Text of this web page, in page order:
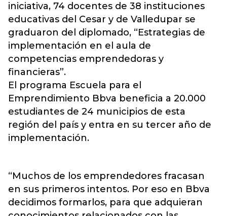
iniciativa, 74 docentes de 38 instituciones
educativas del Cesar y de Valledupar se
graduaron del diplomado, “Estrategias de
implementación en el aula de
competencias emprendedoras y
financieras”.
El programa Escuela para el
Emprendimiento Bbva beneficia a 20.000
estudiantes de 24 municipios de esta
región del país y entra en su tercer año de
implementación.
“Muchos de los emprendedores fracasan
en sus primeros intentos. Por eso en Bbva
decidimos formarlos, para que adquieran